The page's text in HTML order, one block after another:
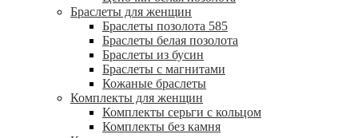
Браслеты для женщин
Браслеты позолота 585
Браслеты белая позолота
Браслеты из бусин
Браслеты с магнитами
Кожаные браслеты
Комплекты для женщин
Комплекты серьги с кольцом
Комплекты без камня